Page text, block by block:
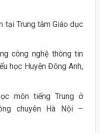
tại Trung tâm Giáo dục
công nghệ thông tin
học Huyện Đông Anh,
môn tiếng Trung ở
chuyên Hà Nội –